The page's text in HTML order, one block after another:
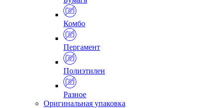
Комбо
Пергамент
Полиэтилен
Разное
Оригинальная упаковка